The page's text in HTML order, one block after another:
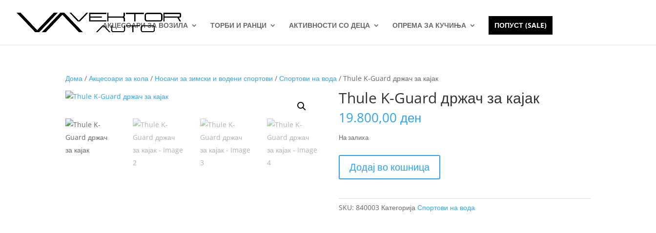
АКЦЕСОАРИ ЗА ВОЗИЛА ТОРБИ И РАНЦИ АКТИВНОСТИ СО ДЕЦА ОПРЕМА ЗА КУЧИЊА ПОПУСТ (SALE)
Дома /Акцесоари за кола / Носачи за зимски и водени спортови /Спортови на вода / Thule K-Guard држач за кајак
Thule K-Guard држач за кајак
19.800,00 ден
На залиха
Guard
за
Додај во кошница
SKU: 840003 Категорија Спортови на вода